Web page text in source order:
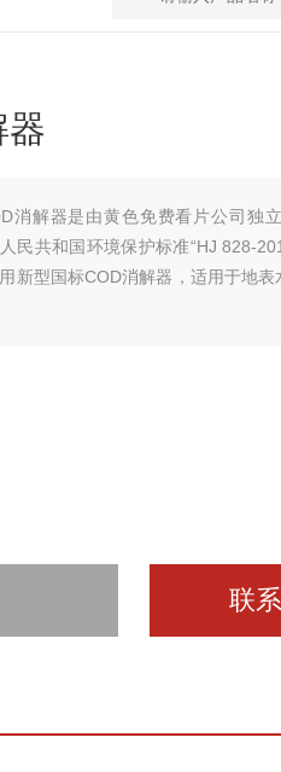
器
消解器是由黄色免费看片公司独
民共和国环境保护标准“HJ 828-
新型国标COD消解器，适用于地
联